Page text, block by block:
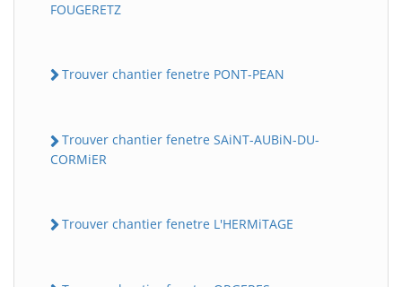
FOUGERETZ
Trouver chantier fenetre PONT-PEAN
Trouver chantier fenetre SAiNT-AUBiN-DU-
CORMiER
Trouver chantier fenetre L'HERMiTAGE